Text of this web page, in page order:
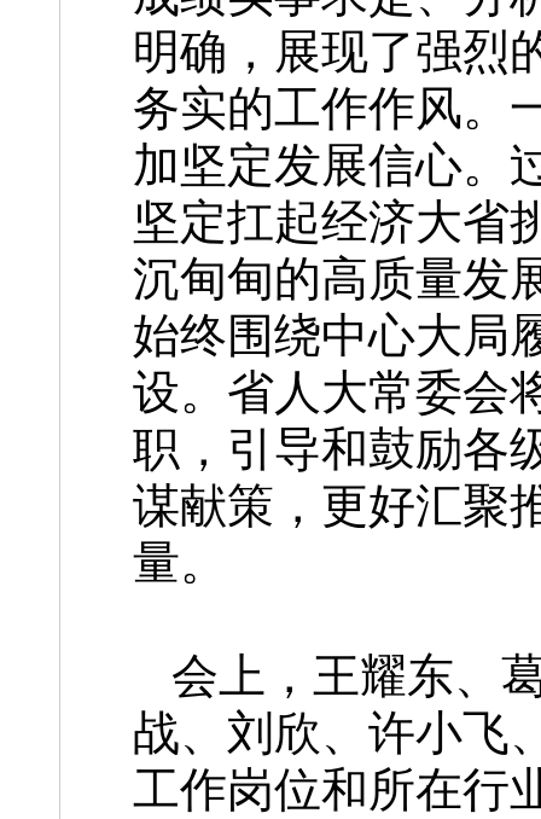
明确，展现了强烈
务实的工作作风。
加坚定发展信心。
坚定扛起经济大省
沉甸甸的高质量发
始终围绕中心大局
设。省人大常委会
职，引导和鼓励各
谋献策，更好汇聚
量。
会上，王耀东、
战、刘欣、许小飞
工作岗位和所在行